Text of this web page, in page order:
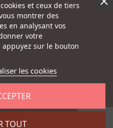
et ceux de tiers
montrer des
en analysant vos
votre
sur le bouton
les cookies
TOUT